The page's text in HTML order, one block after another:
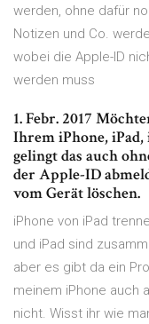
werden, ohne dafür
Notizen und Co.
wobei die Apple-ID
werden muss
1. Febr. 2017
Ihrem iPhone,
gelingt das auch
der Apple-ID
vom Gerät löschen.
iPhone von iPad
und iPad sind
aber es gibt da ein
meinem iPhone auch
nicht. Wisst ihr wie